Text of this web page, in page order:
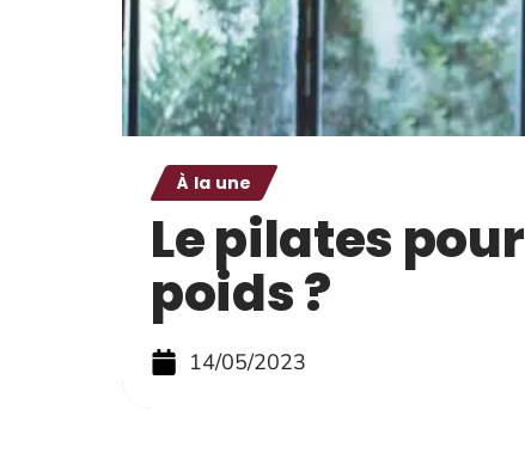
À la une
Le pilates
poids ?
14/05/2023